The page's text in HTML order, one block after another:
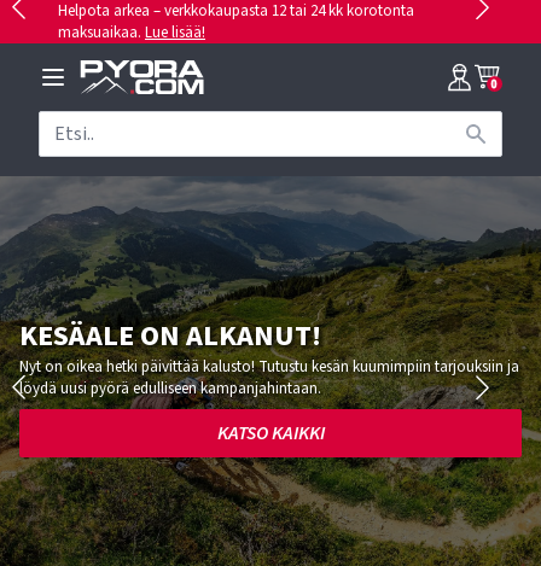
Helpota arkea – verkkokaupasta 12 tai 24 kk korotonta
maksuaikaa. Lue lisää!
0
KESÄALE ON ALKANUT!
Nyt on oikea hetki päivittää kalusto! Tutustu kesän kuumimpiin tarjouksiin ja
löydä uusi pyörä edulliseen kampanjahintaan.
KATSO KAIKKI